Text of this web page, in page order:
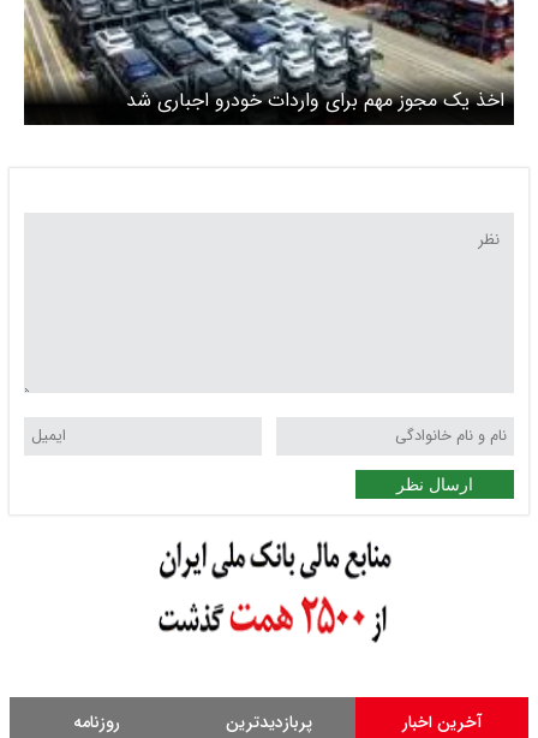
اخذ یک مجوز مهم برای واردات خودرو اجباری شد
ارسال نظر
آخرین اخبار پربازدیدترین روزنامه